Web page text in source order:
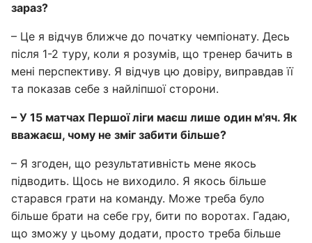
зараз?
– Це я відчув ближче до початку чемпіонату. Десь
після 1-2 туру, коли я розумів, що тренер бачить в
мені перспективу. Я відчув цю довіру, виправдав її
та показав себе з найліпшої сторони.
– У 15 матчах Першої ліги маєш лише один м'яч. Як
вважаєш, чому не зміг забити більше?
– Я згоден, що результативність мене якось
підводить. Щось не виходило. Я якось більше
старався грати на команду. Може треба було
більше брати на себе гру, бити по воротах. Гадаю,
що зможу у цьому додати, просто треба більше